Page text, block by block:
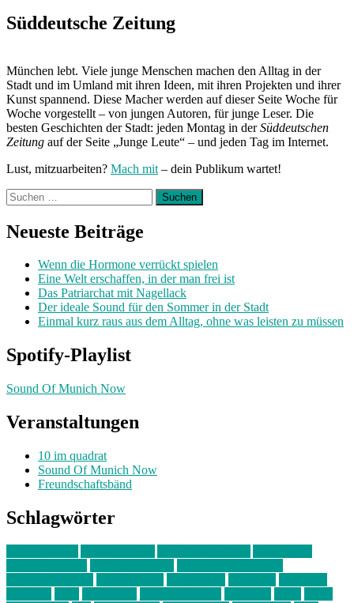
Post:
Süddeutsche Zeitung
München lebt. Viele junge Menschen machen den Alltag in der
Stadt und im Umland mit ihren Ideen, mit ihren Projekten und ihrer
Kunst spannend. Diese Macher werden auf dieser Seite Woche für
Woche vorgestellt – von jungen Autoren, für junge Leser. Die
besten Geschichten der Stadt: jeden Montag in derSüddeutschen
Zeitung auf der Seite „Junge Leute“ – und jeden Tag im Internet.
Lust, mitzuarbeiten? Mach mit – dein Publikum wartet!
Suchen
nach:
Neueste Beiträge
Wenn die Hormone verrückt spielen
Eine Welt erschaffen, in der man frei ist
Das Patriarchat mit Nagellack
Der ideale Sound für den Sommer in der Stadt
Einmal kurz raus aus dem Alltag, ohne was leisten zu müssen
Spotify-Playlist
Sound Of Munich Now
Veranstaltungen
10 im quadrat
Sound Of Munich Now
Freundschaftsbänd
Schlagwörter